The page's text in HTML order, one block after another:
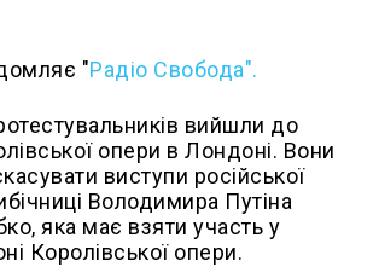
"Радіо Свобода".
вийшли до
опери в Лондоні. Вони
виступи російської
Володимира Путіна
яка має взяти участь у
Королівської опери.